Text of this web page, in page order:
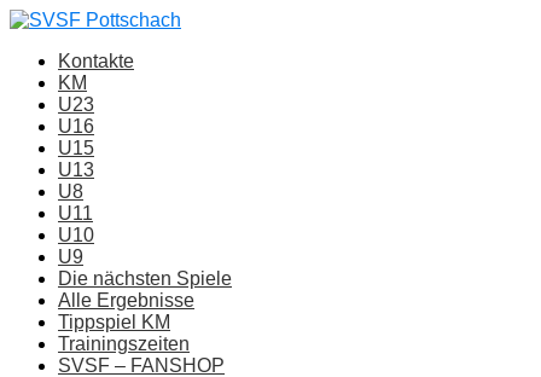
Kontakte
KM
U23
U16
U15
U13
U8
U11
U10
U9
Die nächsten Spiele
Alle Ergebnisse
Tippspiel KM
Trainingszeiten
SVSF – FANSHOP